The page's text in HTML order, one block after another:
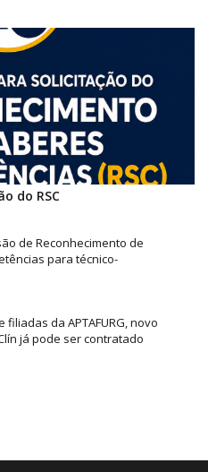
do RSC
de Reconhecimento de
para técnico-
da APTAFURG, novo
já pode ser contratado